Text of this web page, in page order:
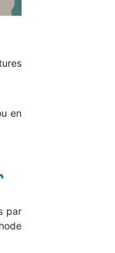
en
par